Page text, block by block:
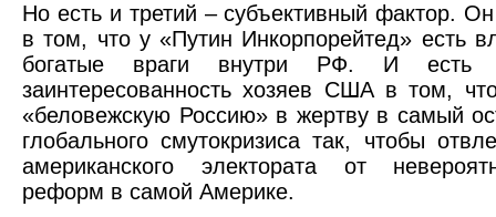
Но есть и третий – субъективный фактор.
в том, что у «Путин Инкорпорейтед» есть
богатые враги внутри РФ. И есть
заинтересованность хозяев США в том,
«беловежскую Россию» в жертву в самый
глобального смутокризиса так, чтобы
американского электората от
реформ в самой Америке.